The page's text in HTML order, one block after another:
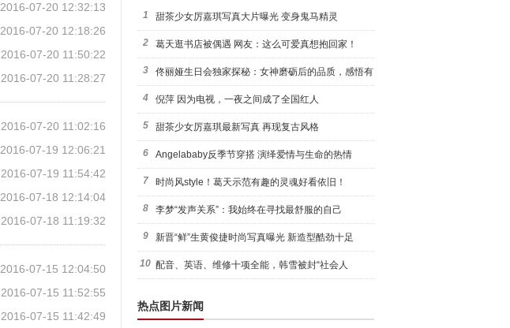
2016-07-20 12:32:13
2016-07-20 12:18:26
2016-07-20 11:50:22
2016-07-20 11:28:27
2016-07-20 11:02:16
2016-07-19 12:06:21
2016-07-19 11:54:42
2016-07-18 12:14:04
2016-07-18 11:19:32
2016-07-15 12:04:50
2016-07-15 11:52:55
2016-07-15 11:42:49
1 甜茶少女厉嘉琪写真大片曝光 变身鬼马精灵
2 葛天逛书店被偶遇 网友：这么可爱真想抱回家！
3 佟丽娅生日会独家探秘：女神磨砺后的品质，感悟有
颜有才可
4 倪萍 因为电视，一夜之间成了全国红人
5 甜茶少女厉嘉琪最新写真 再现复古风格
6 Angelababy反季节穿搭 演绎爱情与生命的热情
7 时尚风style！葛天示范有趣的灵魂好看依旧！
8 李梦“发声关系”：我始终在寻找最舒服的自己
9 新晋“鲜”生黄俊捷时尚写真曝光 新造型酷劲十足
10 配音、英语、维修十项全能，韩雪被封“社会人
热点图片新闻